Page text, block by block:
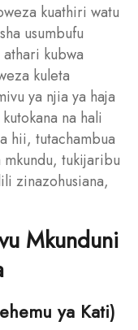
kuathiri watu
usumbufu
kubwa
kuleta
ya njia ya haja
na hali
hii, tutachambua
mkundu, tukijaribu
zinazohusiana,
Mkunduni
ya Kati)